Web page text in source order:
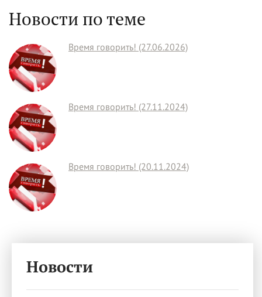
Новости по теме
Время говорить! (27.06.2026)
Время говорить! (27.11.2024)
Время говорить! (20.11.2024)
Новости